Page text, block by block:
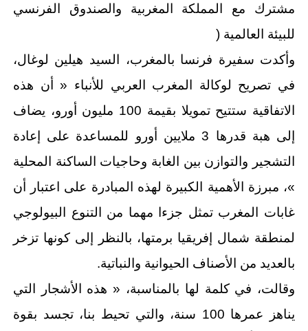
مشترك مع المملكة المغربية والصندوق الفرنسي
للبيئة العالمية (
وأكدت سفيرة فرنسا بالمغرب، السيد هيلين لوغال،
في تصريح لوكالة المغرب العربي للأنباء « أن هذه
الاتفاقية ستتيح تمويلا بقيمة 100 مليون أورو، يضاف
إلى هبة قدرها 3 ملايين أورو للمساعدة على إعادة
التشجير والتوازن بين الغابة وحاجيات الساكنة المحلية
»، مبرزة الأهمية الكبيرة لهذه المبادرة على اعتبار أن
غابات المغرب تمثل جزءا مهما من التنوع البيولوجي
لمنطقة شمال إفريقيا برمتها، بالنظر إلى كونها تزخر
بالعديد من الأصناف الحيوانية والنباتية.
وقالت، في كلمة لها بالمناسبة، « هذه الأشجار التي
يناهز عمرها 100 سنة، والتي تحيط بنا، تجسد بقوة